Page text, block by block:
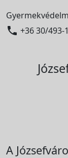
 +36 30/493-
A